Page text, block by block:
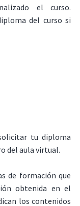
el curso.
del curso si
tu diploma
del aula virtual.
de formación que
obtenida en el
los contenidos